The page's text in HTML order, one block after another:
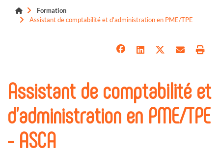
Formation
Assistant de comptabilité et d'administration en PME/TPE
Assistant de comptabilité et
d'administration en PME/TPE
- ASCA